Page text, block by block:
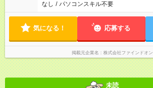
なし / パソコンスキル不要
気になる！ 応募する
掲載元企業名 株式会社ファインドオン
未読